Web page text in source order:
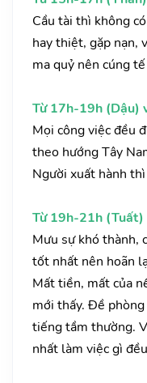
Cầu tài thì không
hay thiệt, gặp nạn,
ma quỷ nên cúng
Từ 17h-19h (Dậu)
Mọi công việc đều
theo hướng Tây
Người xuất hành
Từ 19h-21h
Mưu sự khó thành,
tốt nhất nên hoãn
Mất tiền, mất của
mới thấy. Đề
tiếng tầm thường.
nhất làm việc gì